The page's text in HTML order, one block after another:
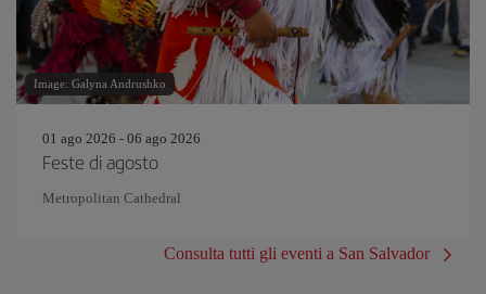
Image: Galyna Andrushko
01 ago 2026 - 06 ago 2026
Feste di agosto
Metropolitan Cathedral
Consulta tutti gli eventi a San Salvador